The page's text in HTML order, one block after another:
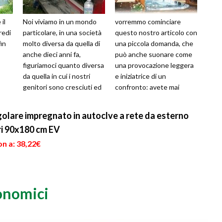
il
Noi viviamo in un mondo
particolare, in una società
molto diversa da quella di
anche dieci anni fa,
figuriamoci quanto diversa
da quella in cui i nostri
genitori sono cresciuti ed
vorremmo cominciare
questo nostro articolo con
una piccola domanda, che
può anche suonare come
una provocazione leggera
e iniziatrice di un
confronto: avete mai
impregnato in autoclve a rete da esterno
cm EV
a: 38,22€